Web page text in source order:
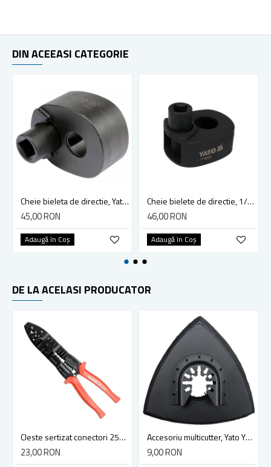
DIN ACEEASI CATEGORIE
Cheie bieleta de directie, Yato YT-06160, 35-42 mm
45,00 RON
Adaugă în Coş
Cheie bielete de directie, 1/2 inch, 40-47 mm, Yato YT-061602
46,00 RON
Adaugă în Coş
DE LA ACELASI PRODUCATOR
Cleste sertizat conectori 250 mm lama 4mm Yato YT-2254
23,00 RON
Accesoriu multicutter, Yato YT-34689, sistem Yato Quick Release, slefuire, 90 mm, ceramica, abrazive
9,00 RON